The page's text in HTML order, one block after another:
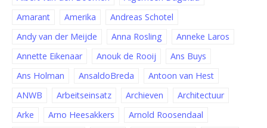
Amarant
Amerika
Andreas Schotel
Andy van der Meijde
Anna Rosling
Anneke Laros
Annette Eikenaar
Anouk de Rooij
Ans Buys
Ans Holman
AnsaldoBreda
Antoon van Hest
ANWB
Arbeitseinsatz Archieven
Architectuur
Arke
Arno Heesakkers
Arnold Roosendaal